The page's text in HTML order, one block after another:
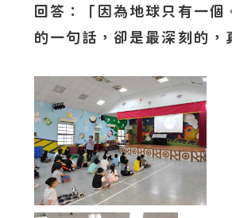
回答：「因為地球只有一個
的一句話，卻是最深刻的，